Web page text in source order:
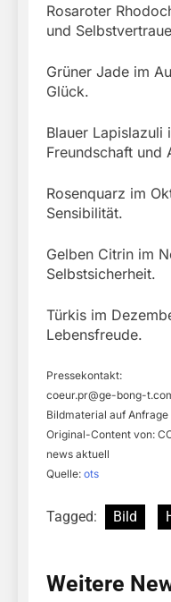
Rosaroter
und
Grüner Jade im
Glück.
Blauer Lapislazuli
Freundschaft und
Rosenquarz im
Sensibilität.
Gelben Citrin im
Selbstsicherheit.
Türkis im
Lebensfreude.
Pressekontakt:
coeur.pr@ge-bong-
Bildmaterial auf Anfrage
Original-Content von:
news aktuell
Quelle: ots
Tagged: Bild
Weitere